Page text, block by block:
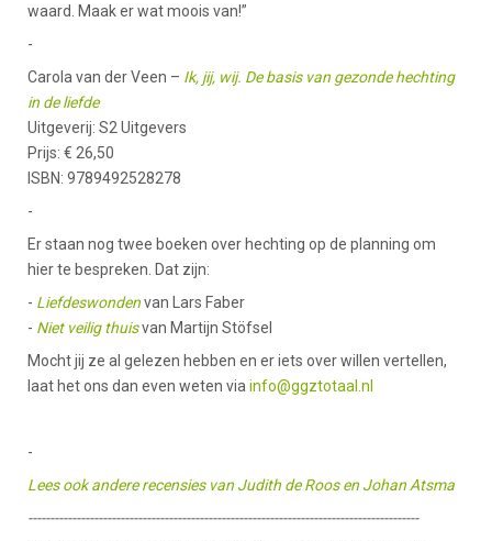
waard. Maak er wat moois van!”
-
Carola van der Veen – Ik, jij, wij. De basis van gezonde hechting
in de liefde
Uitgeverij: S2 Uitgevers
Prijs: € 26,50
ISBN: 9789492528278
-
Er staan nog twee boeken over hechting op de planning om
hier te bespreken. Dat zijn:
- Liefdeswondenvan Lars Faber
- Niet veilig thuisvan Martijn Stöfsel
Mocht jij ze al gelezen hebben en er iets over willen vertellen,
laat het ons dan even weten via info@ggztotaal.nl
-
Lees ook andere recensies van Judith de Roos en Johan Atsma
-----------------------------------------------------------------------------------------